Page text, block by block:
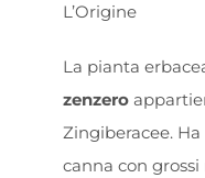
L’Origine
La pianta
zenzero
Zingiberacee.
canna con